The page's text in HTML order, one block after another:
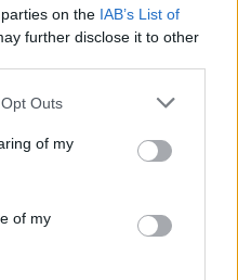
on the IAB’s List of
further disclose it to other
Outs
of my
of my
00:00:57
temperatūra kils iki
00:00:59
Vakarinis aplinkkelis: